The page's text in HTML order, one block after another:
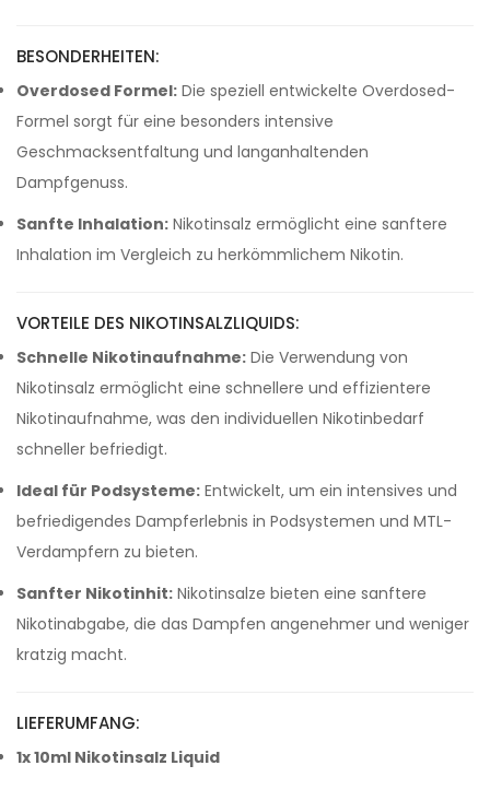
BESONDERHEITEN:
Overdosed Formel: Die speziell entwickelte Overdosed-
Formel sorgt für eine besonders intensive
Geschmacksentfaltung und langanhaltenden
Dampfgenuss.
Sanfte Inhalation: Nikotinsalz ermöglicht eine sanftere
Inhalation im Vergleich zu herkömmlichem Nikotin.
VORTEILE DES NIKOTINSALZLIQUIDS:
Schnelle Nikotinaufnahme: Die Verwendung von
Nikotinsalz ermöglicht eine schnellere und effizientere
Nikotinaufnahme, was den individuellen Nikotinbedarf
schneller befriedigt.
Ideal für Podsysteme: Entwickelt, um ein intensives und
befriedigendes Dampferlebnis in Podsystemen und MTL-
Verdampfern zu bieten.
Sanfter Nikotinhit: Nikotinsalze bieten eine sanftere
Nikotinabgabe, die das Dampfen angenehmer und weniger
kratzig macht.
LIEFERUMFANG:
1x 10ml Nikotinsalz Liquid